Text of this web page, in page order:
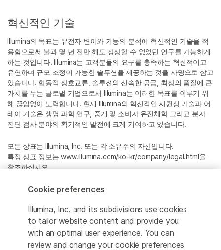
혁신적인 기술
Illumina의 목표는 유전자 변이와 기능의 분석에 혁신적인 기술을 적
용함으로써 불과 몇 년 전만 해도 상상할 수 없었던 연구를 가능하게
하는 것입니다. Illumina는 고객분들의 요구를 충족하는 혁신적이고
유연하며 규모 조정이 가능한 솔루션을 제공하는 것을 사명으로 삼고
있습니다. 협동적 상호교류, 솔루션의 신속한 공급, 최상의 품질에 큰
가치를 두는 글로벌 기업으로서 Illumina는 이러한 목표를 이루기 위
해 끊임없이 노력합니다. 현재 Illumina의 혁신적인 시퀀싱 기술과 어
레이 기술은 생명 과학 연구, 중개 및 소비자 유전체학 그리고 분자
진단 검사 분야의 획기적인 발전에 크게 기여하고 있습니다.
모든 상표는 Illumina, Inc. 또는 각 소유주의 자산입니다.
특정 상표 정보는www.illumina.com/ko-kr/company/legal.html을
참조하십시오.
Privacy Policy
Cookie preferences
Illumina, Inc. and its subdivisions use cookies
to tailor website content and provide you
with an optimal user experience. You can
review and change your cookie preferences